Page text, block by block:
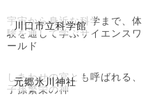
川口市立科学館
宇宙から身近な科学まで、体
験を通して学ぶサイエンスワ
ールド
元郷氷川神社
しあわせの宮とも呼ばれる、
子孫繁栄の神